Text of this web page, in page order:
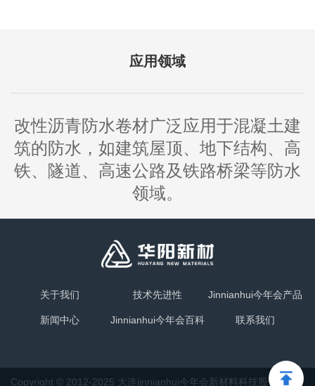
应用领域
改性沥青防水卷材广泛应用于混凝土建
筑的防水，如建筑屋顶、地下结构、高
铁、隧道、高速公路及铁路桥梁等防水
领域。
关于我们 技术先进性 Jinnianhui今年会产品
新闻中心 Jinnianhui今年会百科 联系我们
Copyright © 2012-2025 大连jinnianhui今年会新材料科技股份有限